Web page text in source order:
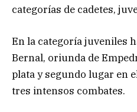
categorías de cadetes,
En la categoría juveniles
Bernal, oriunda de
plata y segundo lugar en
tres intensos combates.